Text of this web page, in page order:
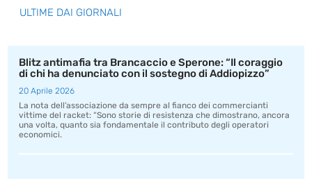
ULTIME DAI GIORNALI
Blitz antimafia tra Brancaccio e Sperone: “Il coraggio
di chi ha denunciato con il sostegno di Addiopizzo”
20 Aprile 2026
La nota dell’associazione da sempre al fianco dei commercianti
vittime del racket: “Sono storie di resistenza che dimostrano, ancora
una volta, quanto sia fondamentale il contributo degli operatori
economici.